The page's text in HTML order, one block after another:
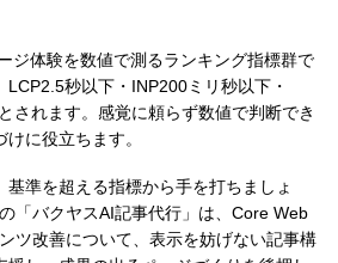
ジ体験を数値で測るランキング指標群で
秒以下・INP200ミリ秒以下・
されます。感覚に頼らず数値で判断でき
に役立ちます。
基準を超える指標から手を打ちましょ
「バクヤスAI記事代行」は、Core Web
ツ改善について、表示を妨げない記事構